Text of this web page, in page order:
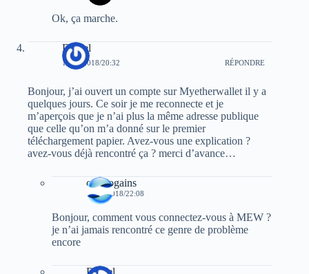
Ok, ça marche.
Daniel
17/01/2018/20:32 RÉPONDRE
Bonjour, j’ai ouvert un compte sur Myetherwallet il y a
quelques jours. Ce soir je me reconnecte et je
m’aperçois que je n’ai plus la même adresse publique
que celle qu’on m’a donné sur le premier
téléchargement papier. Avez-vous une explication ?
avez-vous déjà rencontré ça ? merci d’avance…
cryptogains
17/01/2018/22:08
Bonjour, comment vous connectez-vous à MEW ?
je n’ai jamais rencontré ce genre de problème
encore
Daniel